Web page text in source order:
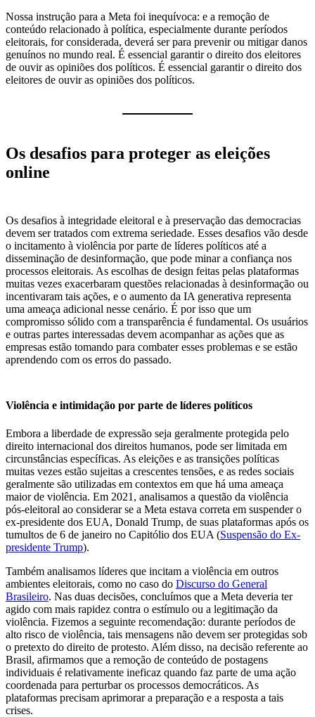
Nossa instrução para a Meta foi inequívoca: e a remoção de
conteúdo relacionado à política, especialmente durante períodos
eleitorais, for considerada, deverá ser para prevenir ou mitigar danos
genuínos no mundo real. É essencial garantir o direito dos eleitores
de ouvir as opiniões dos políticos. É essencial garantir o direito dos
eleitores de ouvir as opiniões dos políticos.
Os desafios para proteger as eleições
online
Os desafios à integridade eleitoral e à preservação das democracias
devem ser tratados com extrema seriedade. Esses desafios vão desde
o incitamento à violência por parte de líderes políticos até a
disseminação de desinformação, que pode minar a confiança nos
processos eleitorais. As escolhas de design feitas pelas plataformas
muitas vezes exacerbaram questões relacionadas à desinformação ou
incentivaram tais ações, e o aumento da IA generativa representa
uma ameaça adicional nesse cenário. É por isso que um
compromisso sólido com a transparência é fundamental. Os usuários
e outras partes interessadas devem acompanhar as ações que as
empresas estão tomando para combater esses problemas e se estão
aprendendo com os erros do passado.
Violência e intimidação por parte de líderes políticos
Embora a liberdade de expressão seja geralmente protegida pelo
direito internacional dos direitos humanos, pode ser limitada em
circunstâncias específicas. As eleições e as transições políticas
muitas vezes estão sujeitas a crescentes tensões, e as redes sociais
geralmente são utilizadas em contextos em que há uma ameaça
maior de violência. Em 2021, analisamos a questão da violência
pós-eleitoral ao considerar se a Meta estava correta em suspender o
ex-presidente dos EUA, Donald Trump, de suas plataformas após os
tumultos de 6 de janeiro no Capitólio dos EUA (Suspensão do Ex-
presidente Trump).
Também analisamos líderes que incitam a violência em outros
ambientes eleitorais, como no caso do Discurso do General
Brasileiro. Nas duas decisões, concluímos que a Meta deveria ter
agido com mais rapidez contra o estímulo ou a legitimação da
violência. Fizemos a seguinte recomendação: durante períodos de
alto risco de violência, tais mensagens não devem ser protegidas sob
o pretexto do direito de protesto. Além disso, na decisão referente ao
Brasil, afirmamos que a remoção de conteúdo de postagens
individuais é relativamente ineficaz quando faz parte de uma ação
coordenada para perturbar os processos democráticos. As
plataformas precisam aprimorar a preparação e a resposta a tais
crises.